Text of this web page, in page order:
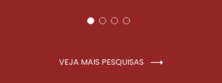
VEJA MAIS PESQUISAS